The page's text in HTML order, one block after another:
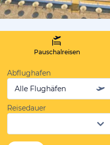
Pauschalreisen
Abflughafen
Alle Flughäfen
Reisedauer